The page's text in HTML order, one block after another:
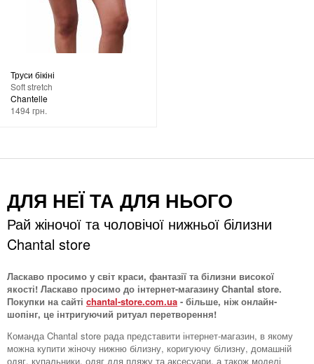
Труси бікіні
Soft stretch
Chantelle
1494 грн.
ДЛЯ НЕЇ ТА ДЛЯ НЬОГО
Рай жіночої та чоловічої нижньої білизни
Chantal store
Ласкаво просимо у світ краси, фантазії та білизни високої
якості! Ласкаво просимо до інтернет-магазину Chantal store.
Покупки на сайті chantal-store.com.ua - більше, ніж онлайн-
шопінг, це інтригуючий ритуал перетворення!
Команда Chantal store рада представити інтернет-магазин, в якому
можна купити жіночу нижню білизну, коригуючу білизну, домашній
одяг, купальники, одяг для пляжу та аксесуари, а також моделі